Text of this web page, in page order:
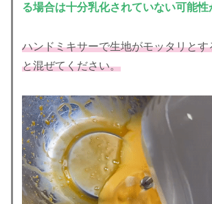
る場合は十分乳化されていない可能性
ハンドミキサーで生地がモッタリと
と混ぜてください。